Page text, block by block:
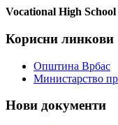
Vocational High
Корисни линкови
Општина Врбас
Министарство
Нови документи